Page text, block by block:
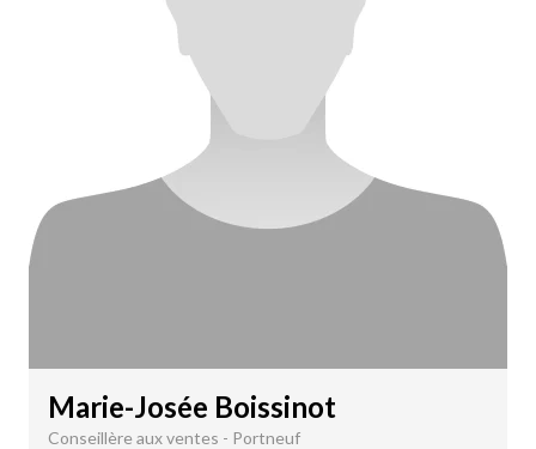
Marie-Josée Boissinot
Conseillère aux ventes - Portneuf